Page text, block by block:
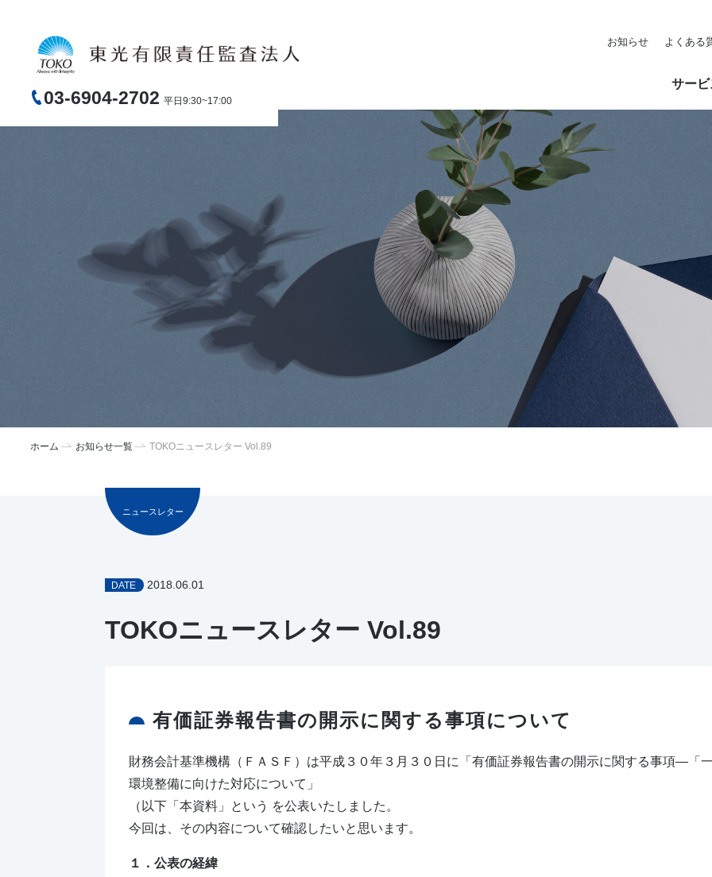
03-6904-2702 平日9:30~17:00
お知らせ よくある
サー
東光有限責任監査法人では、経験豊富な公認会計士がプロフ
ェッショナルなサービスを提供いたします。
監査業務
リファード業務 コンサルティング
東光有限責任監査法人は東京都新宿区に本部所在地を置く、
公認会計士のプロフェッショナルチームです。
ご挨拶
法人概要 社員紹介
東光有限責任監査法人が支持され選ばれる理由、その「強
東光有限責任監査法人の独自性
ホーム お知らせ一覧 TOKOニュースレター Vol.89
ニュースレター
DATE 2018.06.01
TOKOニュースレター Vol.89
有価証券報告書の開示に関する事項について
財務会計基準機構（ＦＡＳＦ）は平成３０年３月３０日に「有価証券報告書の開示に関する事項―「
環境整備に向けた対応について」
（以下「本資料」という を公表いたしました。
今回は、その内容について確認したいと思います。
１．公表の経緯